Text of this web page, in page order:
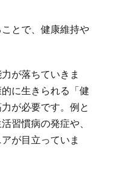
とで、健康維持や
が落ちていきま
に生きられる「健
が必要です。例と
習慣病の発症や、
が目立っていま